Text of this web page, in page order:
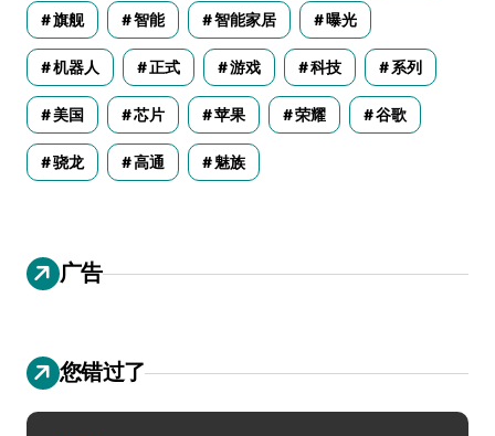
旗舰 智能 智能家居 曝光
机器人 正式 游戏 科技 系列
美国 芯片 苹果 荣耀 谷歌
骁龙 高通 魅族
广告
您错过了